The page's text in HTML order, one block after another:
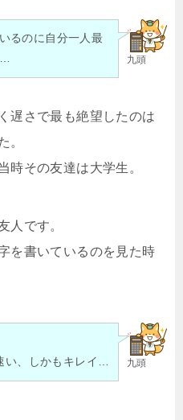
九頭
るのに自分一人最
遅さで最も絶望したのは
。
時その友達は大学生。
人です。
を書いているのを見た時
九頭
い、しかもキレイ…